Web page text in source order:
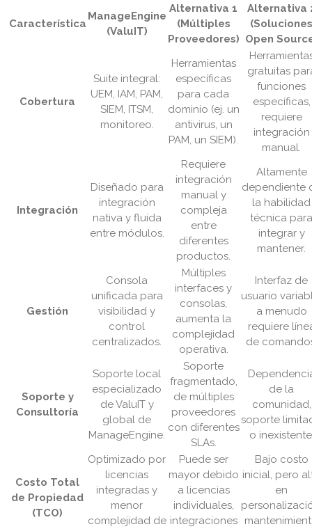
Característica
ManageEngine
(ValuIT)
Alternativa 1
(Múltiples
Proveedores)
Alternativa
Open
Cobertura
Suite integral:
UEM, IAM, PAM,
SIEM, ITSM,
monitoreo.
Herramientas
específicas
para cada
dominio (ej. un
antivirus, un
PAM, un SIEM).
gratuitas
funciones
específicas,
requiere
integración
manual.
Integración
Diseñado para
integración
nativa y fluida
entre módulos.
Requiere
integración
manual y
compleja
entre
diferentes
productos.
Altamente
dependiente
la habilidad
técnica
integrar y
mantener.
Gestión
Consola
unificada para
visibilidad y
control
centralizados.
Múltiples
interfaces y
consolas,
aumenta la
complejidad
operativa.
Interfaz de
usuario
a menudo
requiere
de
Soporte y
Consultoría
Soporte local
especializado
de ValuIT y
global de
ManageEngine.
Soporte
fragmentado,
de múltiples
proveedores
con diferentes
SLAs.
de la
comunidad,
soporte
o
Costo Total
de Propiedad
(TCO)
Optimizado por
licencias
integradas y
menor
complejidad de
Puede ser
mayor debido
a licencias
individuales,
integraciones
Bajo costo
inicial, pero
en